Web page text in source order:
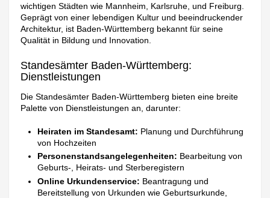
wichtigen Städten wie Mannheim, Karlsruhe, und Freiburg.
Geprägt von einer lebendigen Kultur und beeindruckender
Architektur, ist Baden-Württemberg bekannt für seine
Qualität in Bildung und Innovation.
Standesämter Baden-Württemberg:
Dienstleistungen
Die Standesämter Baden-Württemberg bieten eine breite
Palette von Dienstleistungen an, darunter:
Heiraten im Standesamt: Planung und Durchführung
von Hochzeiten
Personenstandsangelegenheiten: Bearbeitung von
Geburts-, Heirats- und Sterberegistern
Online Urkundenservice: Beantragung und
Bereitstellung von Urkunden wie Geburtsurkunde,